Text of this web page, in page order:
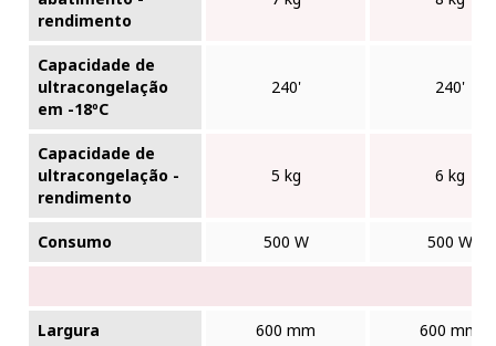
rendimento
Capacidade de
ultracongelação
em -18ºC
240' 240'
Capacidade de
ultracongelação -
rendimento
5 kg 6 kg
Consumo 500 W 500 W
Largura 600 mm 600 mm